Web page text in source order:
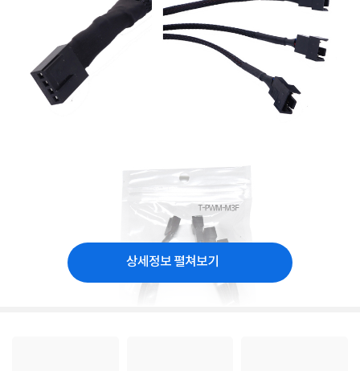
상세정보 펼쳐보기